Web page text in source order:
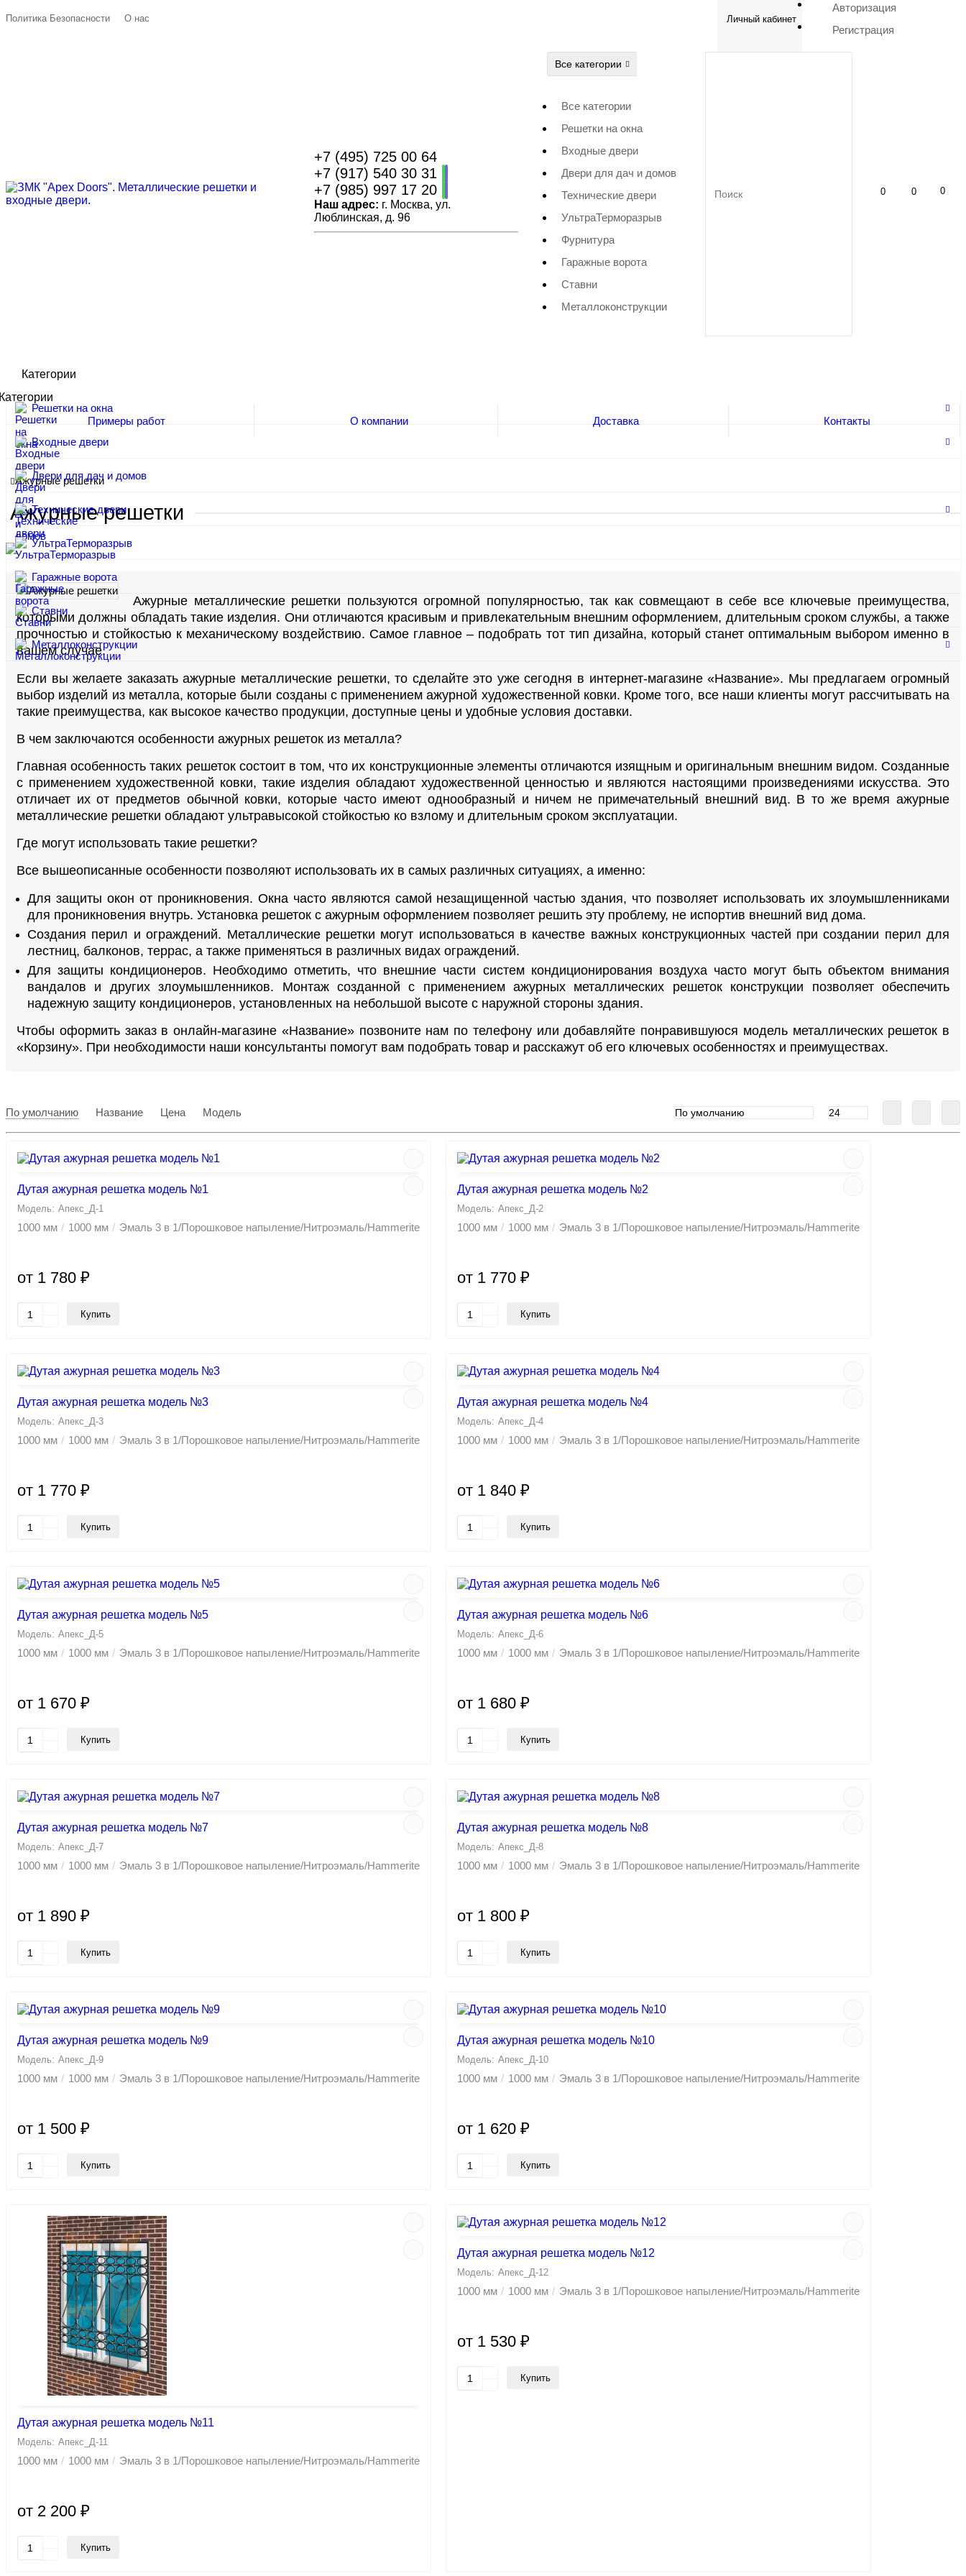
Политика Безопасности О нас Личный кабинет
Авторизация
Регистрация
Все категории
Все категории
Решетки на окна
Входные двери
Двери для дач и домов
Технические двери
УльтраТерморазрыв
Фурнитура
Гаражные ворота
Ставни
Металлоконструкции
+7 (495) 725 00 64
+7 (917) 540 30 31
+7 (985) 997 17 20
Наш адрес: г. Москва, ул.
Люблинская, д. 96
0 0 0
Категории
Решетки на окна
Входные двери
Двери для дач и домов
Технические двери
УльтраТерморазрыв
Гаражные ворота
Ставни
Металлоконструкции
Примеры работ
О компании Доставка Контакты
Ажурные решетки
Ажурные решетки
Ажурные металлические решетки пользуются огромной популярностью, так как совмещают в себе все ключевые преимущества,
которыми должны обладать такие изделия. Они отличаются красивым и привлекательным внешним оформлением, длительным сроком службы, а также
прочностью и стойкостью к механическому воздействию. Самое главное – подобрать тот тип дизайна, который станет оптимальным выбором именно в
вашем случае.
Если вы желаете заказать ажурные металлические решетки, то сделайте это уже сегодня в интернет-магазине «Название». Мы предлагаем огромный
выбор изделий из металла, которые были созданы с применением ажурной художественной ковки. Кроме того, все наши клиенты могут рассчитывать на
такие преимущества, как высокое качество продукции, доступные цены и удобные условия доставки.
В чем заключаются особенности ажурных решеток из металла?
Главная особенность таких решеток состоит в том, что их конструкционные элементы отличаются изящным и оригинальным внешним видом. Созданные
с применением художественной ковки, такие изделия обладают художественной ценностью и являются настоящими произведениями искусства. Это
отличает их от предметов обычной ковки, которые часто имеют однообразный и ничем не примечательный внешний вид. В то же время ажурные
металлические решетки обладают ультравысокой стойкостью ко взлому и длительным сроком эксплуатации.
Где могут использовать такие решетки?
Все вышеописанные особенности позволяют использовать их в самых различных ситуациях, а именно:
Для защиты окон от проникновения. Окна часто являются самой незащищенной частью здания, что позволяет использовать их злоумышленниками
для проникновения внутрь. Установка решеток с ажурным оформлением позволяет решить эту проблему, не испортив внешний вид дома.
Создания перил и ограждений. Металлические решетки могут использоваться в качестве важных конструкционных частей при создании перил для
лестниц, балконов, террас, а также применяться в различных видах ограждений.
Для защиты кондиционеров. Необходимо отметить, что внешние части систем кондиционирования воздуха часто могут быть объектом внимания
вандалов и других злоумышленников. Монтаж созданной с применением ажурных металлических решеток конструкции позволяет обеспечить
надежную защиту кондиционеров, установленных на небольшой высоте с наружной стороны здания.
Чтобы оформить заказ в онлайн-магазине «Название» позвоните нам по телефону или добавляйте понравившуюся модель металлических решеток в
«Корзину». При необходимости наши консультанты помогут вам подобрать товар и расскажут об его ключевых особенностях и преимуществах.
По умолчанию Название Цена Модель
Дутая ажурная решетка модель №1
Апекс_Д-1
1000 мм 1000 мм Эмаль 3 в 1/Порошковое напыление/Нитроэмаль/Hammerite
от 1 780 ₽
Купить
Дутая ажурная решетка модель №2
Апекс_Д-2
1000 мм 1000 мм Эмаль 3 в 1/Порошковое напыление/Нитроэмаль/Hammerite
от 1 770 ₽
Купить
Дутая ажурная решетка модель №3
Апекс_Д-3
1000 мм 1000 мм Эмаль 3 в 1/Порошковое напыление/Нитроэмаль/Hammerite
от 1 770 ₽
Купить
Дутая ажурная решетка модель №4
Апекс_Д-4
1000 мм 1000 мм Эмаль 3 в 1/Порошковое напыление/Нитроэмаль/Hammerite
от 1 840 ₽
Купить
Дутая ажурная решетка модель №5
Апекс_Д-5
1000 мм 1000 мм Эмаль 3 в 1/Порошковое напыление/Нитроэмаль/Hammerite
от 1 670 ₽
Купить
Дутая ажурная решетка модель №6
Апекс_Д-6
1000 мм 1000 мм Эмаль 3 в 1/Порошковое напыление/Нитроэмаль/Hammerite
от 1 680 ₽
Купить
Дутая ажурная решетка модель №7
Апекс_Д-7
1000 мм 1000 мм Эмаль 3 в 1/Порошковое напыление/Нитроэмаль/Hammerite
от 1 890 ₽
Купить
Дутая ажурная решетка модель №8
Апекс_Д-8
1000 мм 1000 мм Эмаль 3 в 1/Порошковое напыление/Нитроэмаль/Hammerite
от 1 800 ₽
Купить
Дутая ажурная решетка модель №9
Апекс_Д-9
1000 мм 1000 мм Эмаль 3 в 1/Порошковое напыление/Нитроэмаль/Hammerite
от 1 500 ₽
Купить
Дутая ажурная решетка модель №10
Апекс_Д-10
1000 мм 1000 мм Эмаль 3 в 1/Порошковое напыление/Нитроэмаль/Hammerite
от 1 620 ₽
Купить
Дутая ажурная решетка модель №11
Апекс_Д-11
1000 мм 1000 мм Эмаль 3 в 1/Порошковое напыление/Нитроэмаль/Hammerite
от 2 200 ₽
Купить
Дутая ажурная решетка модель №12
Апекс_Д-12
1000 мм 1000 мм Эмаль 3 в 1/Порошковое напыление/Нитроэмаль/Hammerite
от 1 530 ₽
Купить